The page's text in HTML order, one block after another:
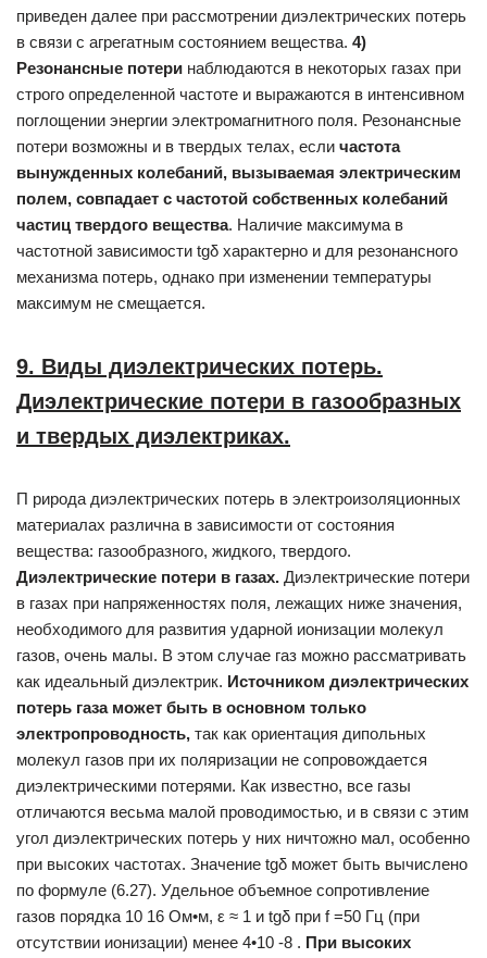
приведен далее при рассмотрении диэлектрических потерь
в связи с агрегатным состоянием ве­щества. 4)
Резонансные потери наблюдаются в некоторых га­зах при
строго определенной частоте и выражаются в интенсивном
по­глощении энергии электромагнитного поля. Резонансные
потери воз­можны и в твердых телах, если частота
вынужденных колебаний, вызываемая электрическим
полем, совпадает с частотой собственных колебаний
частиц твердого вещества. Наличие максимума в
частотной зависимости tgδ характерно и для резонансного
механизма потерь, однако при изменении температуры
максимум не смещается.
9. Виды диэлектрических потерь.
Диэлектрические потери в газообразных
и твердых диэлектриках.
П рирода диэлектрических потерь в электроизоляционных
материалах различна в зависимости от состояния
вещества: газообразного, жидко­го, твердого.
Диэлектрические потери в газах. Диэлектрические потери
в газах при напряженностях поля, лежащих ниже значения,
необходи­мого для развития ударной ионизации молекул
газов, очень малы. В этом случае газ можно рассматривать
как идеальный диэлектрик. Источником диэлектрических
потерь газа может быть в основном только
электропроводность, так как ориентация дипольных
молекул газов при их поляризации не сопровождается
диэлектрическими поте­рями. Как известно, все газы
отличаются весьма малой проводимостью, и в связи с этим
угол диэлектрических потерь у них ничтожно мал, особенно
при высоких частотах. Значение tgδ может быть вычислено
по формуле (6.27). Удельное объемное сопротивление
газов порядка 10 16 Ом•м, ε ≈ 1 и tgδ при f =50 Гц (при
отсутствии ионизации) менее 4•10 -8 . При высоких